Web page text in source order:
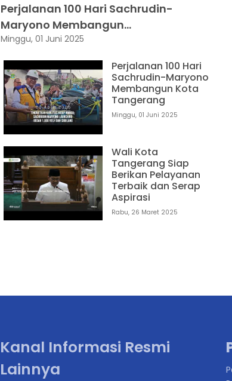
Perjalanan 100 Hari Sachrudin-
Maryono Membangun...
Minggu, 01 Juni 2025
Perjalanan 100 Hari
Sachrudin-Maryono
Membangun Kota
Tangerang
Minggu, 01 Juni 2025
Wali Kota
Tangerang Siap
Berikan Pelayanan
Terbaik dan Serap
Aspirasi
Rabu, 26 Maret 2025
Kanal Informasi Resmi
Lainnya